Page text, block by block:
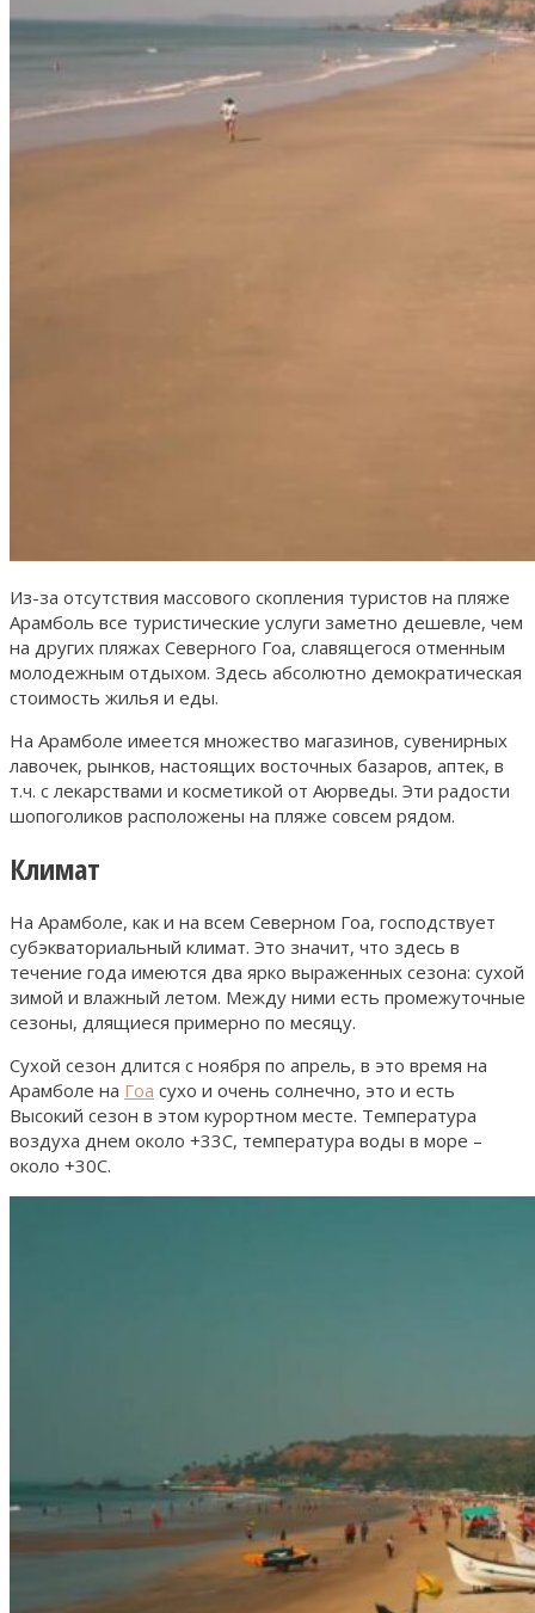
Из-за отсутствия массового скопления туристов на пляже
Арамболь все туристические услуги заметно дешевле, чем
на других пляжах Северного Гоа, славящегося отменным
молодежным отдыхом. Здесь абсолютно демократическая
стоимость жилья и еды.
На Арамболе имеется множество магазинов, сувенирных
лавочек, рынков, настоящих восточных базаров, аптек, в
т.ч. с лекарствами и косметикой от Аюрведы. Эти радости
шопоголиков расположены на пляже совсем рядом.
Климат
На Арамболе, как и на всем Северном Гоа, господствует
субэкваториальный климат. Это значит, что здесь в
течение года имеются два ярко выраженных сезона: сухой
зимой и влажный летом. Между ними есть промежуточные
сезоны, длящиеся примерно по месяцу.
Сухой сезон длится с ноября по апрель, в это время на
Арамболе на Гоа сухо и очень солнечно, это и есть
Высокий сезон в этом курортном месте. Температура
воздуха днем около +33С, температура воды в море –
около +30С.